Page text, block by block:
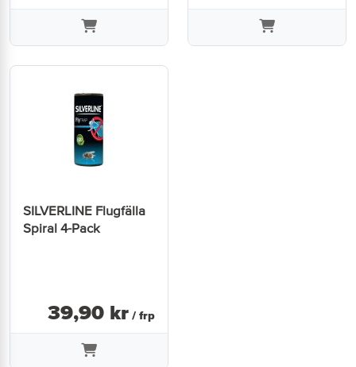
SILVERLINE Flugfälla
Spiral 4-Pack
39,90 kr / frp